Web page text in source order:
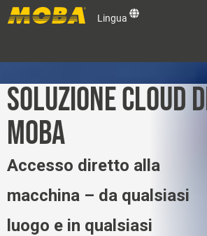
Lingua
Soluzioni OEM
Prodotti
Assistenza e supporto
SOLUZIONE CLOUD
MOBA
Accesso diretto alla
macchina – da qualsiasi
luogo e in qualsiasi